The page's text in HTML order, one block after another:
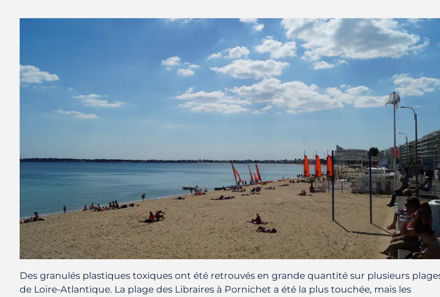
Des granulés plastiques toxiques ont été retrouvés en grande quantité sur plusieurs
de Loire-Atlantique. La plage des Libraires à Pornichet a été la plus touchée, mais les